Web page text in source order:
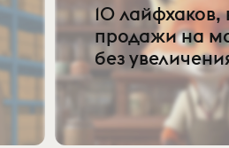
10 лайфхаков,
продажи на
без